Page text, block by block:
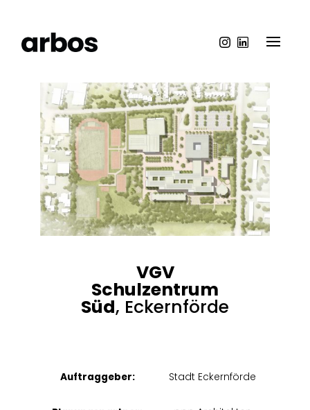
VGV
Schulzentrum
Süd, Eckernförde​
Auftraggeber: Stadt Eckernförde